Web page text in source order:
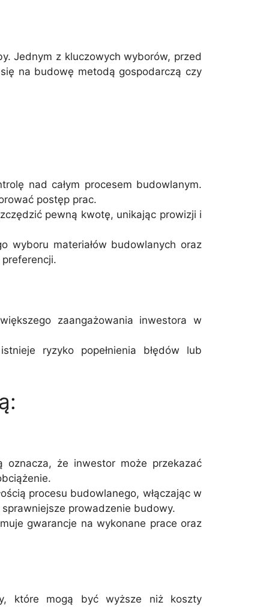
Jednym z kluczowych wyborów, przed
na budowę metodą gospodarczą czy
nad całym procesem budowlanym.
postęp prac.
pewną kwotę, unikając prowizji i
wyboru materiałów budowlanych oraz
zaangażowania inwestora w
ryzyko popełnienia błędów lub
oznacza, że inwestor może przekazać
procesu budowlanego, włączając w
prowadzenie budowy.
gwarancje na wykonane prace oraz
które mogą być wyższe niż koszty